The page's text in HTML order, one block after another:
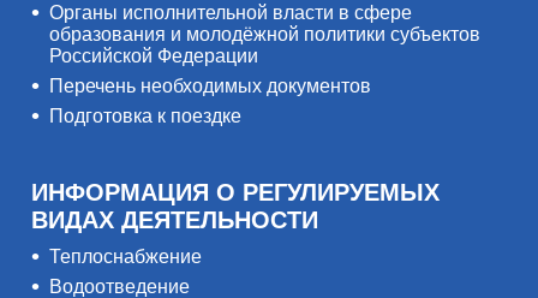
Органы исполнительной власти в сфере
образования и молодёжной политики субъектов
Российской Федерации
Перечень необходимых документов
Подготовка к поездке
ИНФОРМАЦИЯ О РЕГУЛИРУЕМЫХ
ВИДАХ ДЕЯТЕЛЬНОСТИ
Теплоснабжение
Водоотведение